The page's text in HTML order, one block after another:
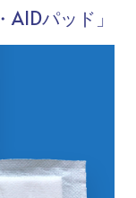
パッド」